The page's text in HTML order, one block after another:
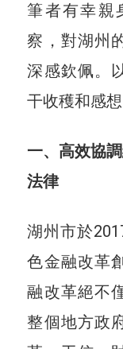
筆者有幸親
察，對湖州
深感欽佩。
干收穫和感想
一、高效協
法律
湖州市於
色金融改革
融改革絕不
整個地方政